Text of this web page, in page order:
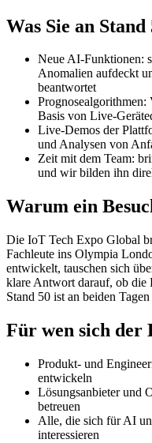
Was Sie an
Neue AI-Funktionen:
Anomalien aufdeckt
beantwortet
Prognosealgorithmen:
Basis von Live-
Live-Demos der
und Analysen von
Zeit mit dem Team:
und wir bilden ihn
Warum ein
Die IoT Tech Expo Global
Fachleute ins Olympia
entwickelt, tauschen sich
klare Antwort darauf, ob die
Stand 50 ist an beiden
Für wen sich der
Produkt- und
entwickeln
Lösungsanbieter und
betreuen
Alle, die sich für AI
interessieren